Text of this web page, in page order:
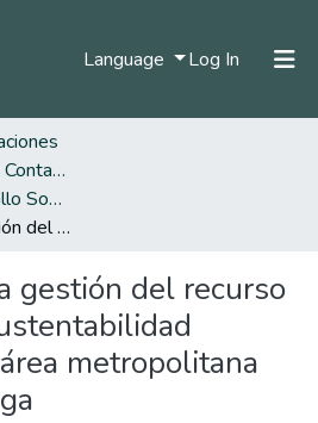
Language Log In (current)
Statistics
Facultad de Ciencias Contables Económicas y Administrativas
Maestria en Desarrollo Sostenible y Medio Ambiente
Influencia de la gestión del recurso hídrico en la sustentabilidad ambiental del área metropolitana de Bucaramanga
gestión del recurso
metropolitana